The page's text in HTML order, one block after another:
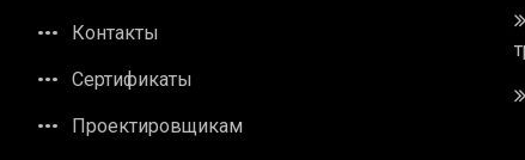
Контакты
Сертификаты
Проектировщикам